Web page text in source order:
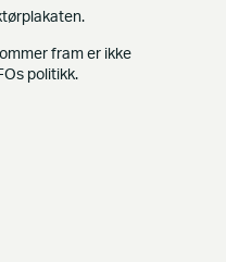
fram er ikke
politikk.